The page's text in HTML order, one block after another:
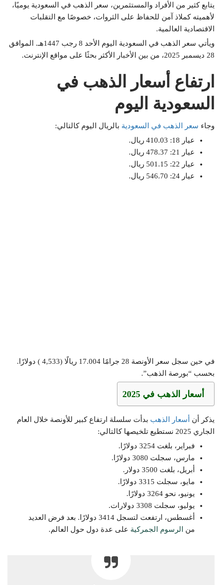
يتابع كثير من الأفراد والمستثمرين، سعر الذهب في السعودية يوميًا،
لأهميته كملاذ آمن للحفاظ على الثروات، خصوصًا مع التقلبات
الاقتصادية العالمية.
ويأتي سعر الذهب في السعودية اليوم الأحد 8 رجب 1447هـ. الموافق
28 ديسمبر 2025، من بين الأخبار الأكثر بحثًا على مواقع الإنترنت.
ارتفاع أسعار الذهب في
السعودية اليوم
وجاء سعر الذهب في السعودية بالريال اليوم كالتالي:
عيار 18: 410.03 ريال.
عيار 21: 478.37 ريال.
عيار 22: 501.15 ريال.
عيار 24: 546.70 ريال.
في حين سجل سعر الأونصة 28 جرامًا 17.004 ريالًا (4,533 ) دولارًا.
بحسب “بورصة الذهب”.
أسعار الذهب في 2025
يذكر أن أسعار الذهب بدأت سلسلة ارتفاع كبير للأونصة خلال العام
الجاري 2025 نستطيع تلخيصها كالتالي:
فبراير، بلغت 3254 دولارًا.
مارس، سجلت 3080 دولارًا.
أبريل، بلغت 3500 دولار.
مايو، سجلت 3315 دولارًا.
يونيو، نحو 3264 دولارًا.
يوليو، سجلت 3308 دولارات.
أغسطس، ارتفعت لتسجل 3414 دولارًا. بعد فرض العديد
من
الرسوم الجمركية على عدة دول حول العالم.